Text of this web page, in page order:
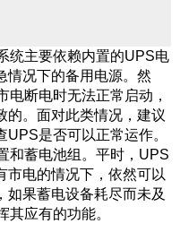
统主要依赖内置的UPS电
情况下的备用电源。然
断电时无法正常启动，
的。面对此类情况，建议
是否可以正常运作。
和蓄电池组。平时，UPS
市电的情况下，依然可以
如果蓄电设备耗尽而未及
其应有的功能。